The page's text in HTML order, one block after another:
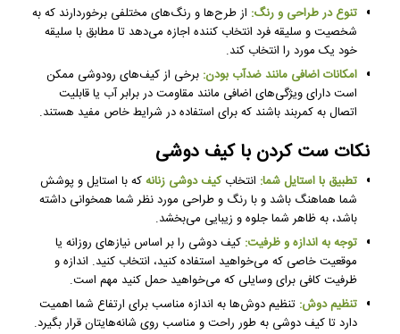
تنوع در طراحی و رنگ: از طرح‌ها و رنگ‌های مختلفی برخوردارند که به
شخصیت و سلیقه فرد انتخاب کننده اجازه می‌دهد تا مطابق با سلیقه
خود یک مورد را انتخاب کند.
امکانات اضافی مانند ضدآب بودن: برخی از کیف‌های رودوشی ممکن
است دارای ویژگی‌های اضافی مانند مقاومت در برابر آب یا قابلیت
اتصال به کمربند باشند که برای استفاده در شرایط خاص مفید هستند.
نکات ست کردن با کیف دوشی
تطبیق با استایل شما: انتخابکیف دوشی زنانه که با استایل و پوشش
شما هماهنگ باشد و با رنگ و طراحی مورد نظر شما همخوانی داشته
باشد، به ظاهر شما جلوه و زیبایی می‌بخشد.
توجه به اندازه و ظرفیت: کیف دوشی را بر اساس نیازهای روزانه یا
موقعیت خاصی که می‌خواهید استفاده کنید، انتخاب کنید. اندازه و
ظرفیت کافی برای وسایلی که می‌خواهید حمل کنید مهم است.
تنظیم دوش: تنظیم دوش‌ها به اندازه مناسب برای ارتفاع شما اهمیت
دارد تا کیف دوشی به طور راحت و مناسب روی شانه‌هایتان قرار بگیرد.